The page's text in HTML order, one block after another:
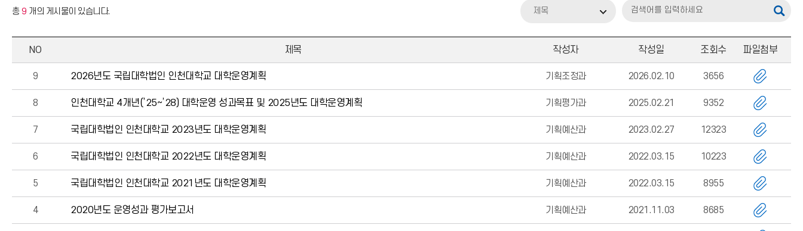
총9 개의 게시물이 있습니다. 제목
NO 제목 작성자 작성일 조회수 파일첨부
9 2026년도 국립대학법인 인천대학교 대학운영계획 기획조정과 2026.02.10 3656
8 인천대학교 4개년(’25∼’28) 대학운영 성과목표 및 2025년도 대학운영계획 기획평가과 2025.02.21 9352
7 국립대학법인 인천대학교 2023년도 대학운영계획 기획예산과 2023.02.27 12323
6 국립대학법인 인천대학교 2022년도 대학운영계획 기획예산과 2022.03.15 10223
5 국립대학법인 인천대학교 2021년도 대학운영계획 기획예산과 2022.03.15 8955
4 2020년도 운영성과 평가보고서 기획예산과 2021.11.03 8685